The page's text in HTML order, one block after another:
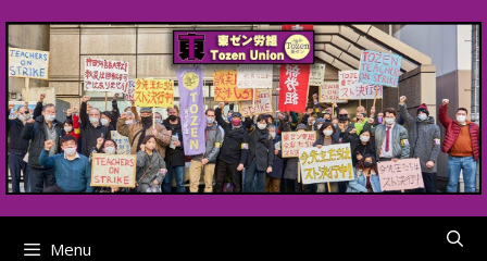
to
content
Menu